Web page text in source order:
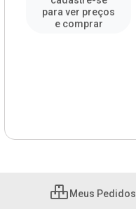
para ver preços
e comprar
Meus Pedidos